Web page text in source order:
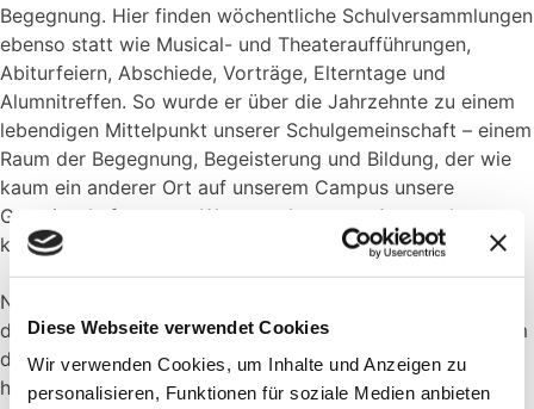
Diese Webseite verwendet Cookies
Wir verwenden Cookies, um Inhalte und Anzeigen zu
personalisieren, Funktionen für soziale Medien anbieten
Begegnung. Hier finden wöchentliche Schulversammlungen
ebenso statt wie Musical- und Theateraufführungen,
Abiturfeiern, Abschiede, Vorträge, Elterntage und
Alumnitreffen. So wurde er über die Jahrzehnte zu einem
lebendigen Mittelpunkt unserer Schulgemeinschaft – einem
Raum der Begegnung, Begeisterung und Bildung, der wie
kaum ein anderer Ort auf unserem Campus unsere
Gemeinschaft, unsere Werte und unseren Anspruch an
kulturelle Exzellenz widerspiegelt.
Nach vielen Jahrzehnten intensiver Nutzung tragen auch
die Stühle im Konzertsaal sichtbar die Spuren der Zeit. Um
diesem besonderen Ort weiterhin gerecht zu werden,
haben wir zu Weihnachten die Aktion „Schenken Sie